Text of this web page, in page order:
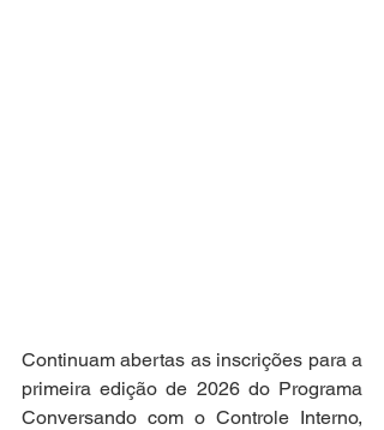
Continuam abertas as inscrições para a
primeira edição de 2026 do Programa
Conversando com o Controle Interno,